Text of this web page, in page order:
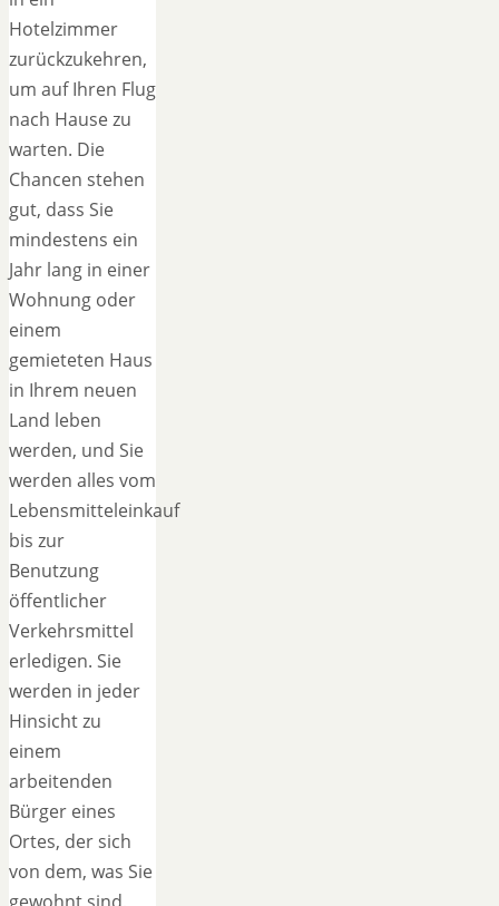
Hotelzimmer
zurückzukehren,
um auf Ihren Flug
nach Hause zu
warten. Die
Chancen stehen
gut, dass Sie
mindestens ein
Jahr lang in einer
Wohnung oder
einem
gemieteten Haus
in Ihrem neuen
Land leben
werden, und Sie
werden alles vom
Lebensmitteleinkauf
bis zur
Benutzung
öffentlicher
Verkehrsmittel
erledigen. Sie
werden in jeder
Hinsicht zu
einem
arbeitenden
Bürger eines
Ortes, der sich
von dem, was Sie